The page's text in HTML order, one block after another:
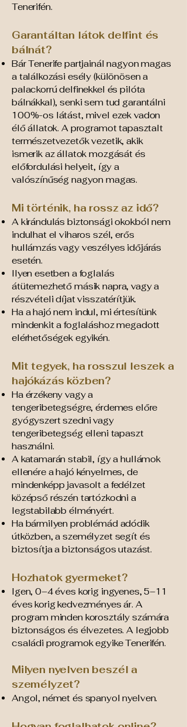
Tenerifén.
Garantáltan látok delfint és
bálnát?
Bár Tenerife partjainál nagyon magas
a találkozási esély (különösen a
palackorrú delfinekkel és pilóta
bálnákkal), senki sem tud garantálni
100%-os látást, mivel ezek vadon
élő állatok. A programot tapasztalt
természetvezetők vezetik, akik
ismerik az állatok mozgását és
előfordulási helyeit, így a
valószínűség nagyon magas.
Mi történik, ha rossz az idő?
A kirándulás biztonsági okokból nem
indulhat el viharos szél, erős
hullámzás vagy veszélyes időjárás
esetén.
Ilyen esetben a foglalás
átütemezhető másik napra, vagy a
részvételi díjat visszatérítjük.
Ha a hajó nem indul, mi értesítünk
mindenkit a foglaláshoz megadott
elérhetőségek egyikén.
Mit tegyek, ha rosszul leszek a
hajókázás közben?
Ha érzékeny vagy a
tengeribetegségre, érdemes előre
gyógyszert szedni vagy
tengeribetegség elleni tapaszt
használni.
A katamarán stabil, így a hullámok
ellenére a hajó kényelmes, de
mindenképp javasolt a fedélzet
középső részén tartózkodni a
legstabilabb élményért.
Ha bármilyen problémád adódik
útközben, a személyzet segít és
biztosítja a biztonságos utazást.
Hozhatok gyermeket?
Igen, 0–4 éves korig ingyenes, 5–11
éves korig kedvezményes ár. A
program minden korosztály számára
biztonságos és élvezetes. A legjobb
családi programok egyike Tenerifén.
Milyen nyelven beszél a
személyzet?
Angol, német és spanyol nyelven.